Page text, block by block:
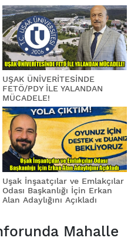
UŞAK ÜNİVERİTESİNDE
FETÖ/PDY İLE YALANDAN
MÜCADELE!
Uşak İnşaatçılar ve Emlakçılar
Odası Başkanlığı İçin Erkan
Alan Adaylığını Açıkladı
Mahalle